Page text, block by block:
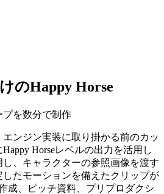
のHappy Horse
プを数分で制作
ンジン実装に取り掛かる前のカッ
Horseレベルの出力を活用し
、キャラクターの参照画像を渡す
たモーションを備えたクリップが
成、ピッチ資料、プリプロダクシ